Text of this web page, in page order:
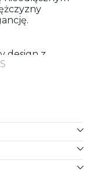
design z
wyjątkową
się ze
wykończenie
temu
modny